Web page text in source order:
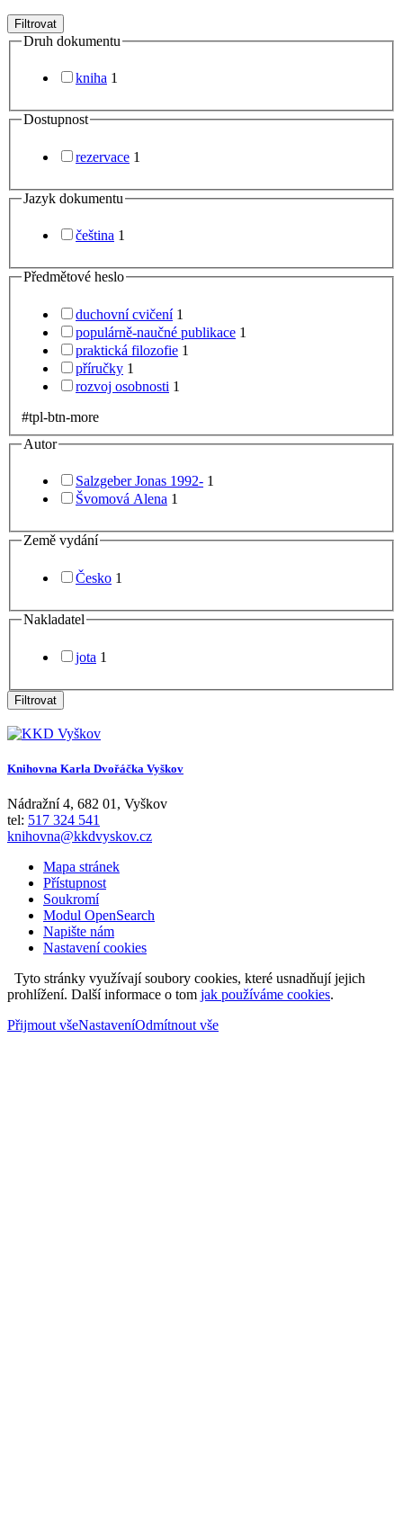
Filtrovat
Druh dokumentu
kniha 1
Dostupnost
rezervace 1
Jazyk dokumentu
čeština 1
Předmětové heslo
duchovní cvičení 1
populárně-naučné publikace 1
praktická filozofie 1
příručky 1
rozvoj osobnosti 1
#tpl-btn-more
Autor
Salzgeber Jonas 1992- 1
Švomová Alena 1
Země vydání
Česko 1
Nakladatel
jota 1
Filtrovat
Knihovna Karla Dvořáčka Vyškov
Nádražní 4, 682 01 , Vyškov
tel: 517 324 541
knihovna@kkdvyskov.cz
Mapa stránek
Přístupnost
Soukromí
Modul OpenSearch
Napište nám
Nastavení cookies
Tyto stránky využívají soubory cookies, které usnadňují jejich
prohlížení. Další informace o tom jak používáme cookies.
Přijmout všeNastaveníOdmítnout vše